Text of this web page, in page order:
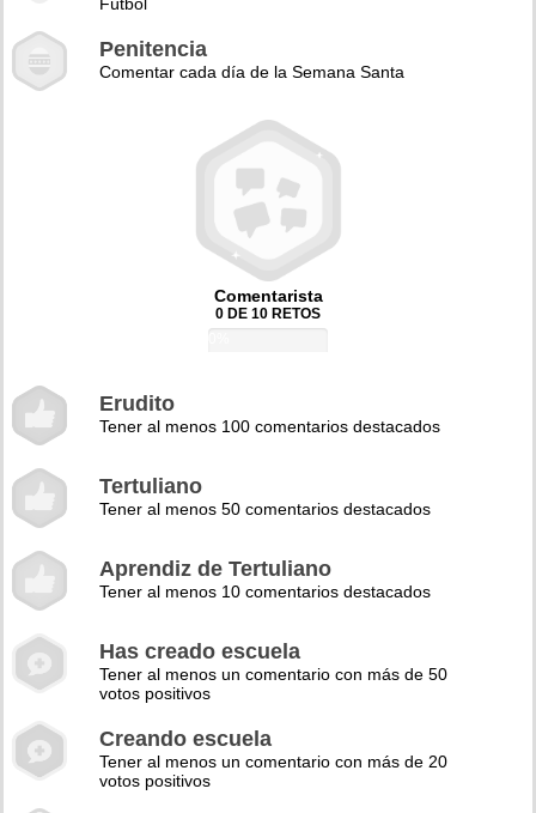
Penitencia
Comentar cada día de la Semana Santa
Comentarista
0 DE 10 RETOS
Erudito
Tener al menos 100 comentarios destacados
Tertuliano
Tener al menos 50 comentarios destacados
Aprendiz de Tertuliano
Tener al menos 10 comentarios destacados
Has creado escuela
Tener al menos un comentario con más de 50
votos positivos
Creando escuela
Tener al menos un comentario con más de 20
votos positivos